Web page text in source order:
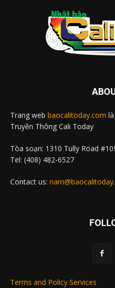
Trang web baocalitoday.com
Truyền Thông Cali Today
Tòa soạn: 1310 Tully Road
Tel: (408) 482-6527
Contact us:
Terms and Policy Services